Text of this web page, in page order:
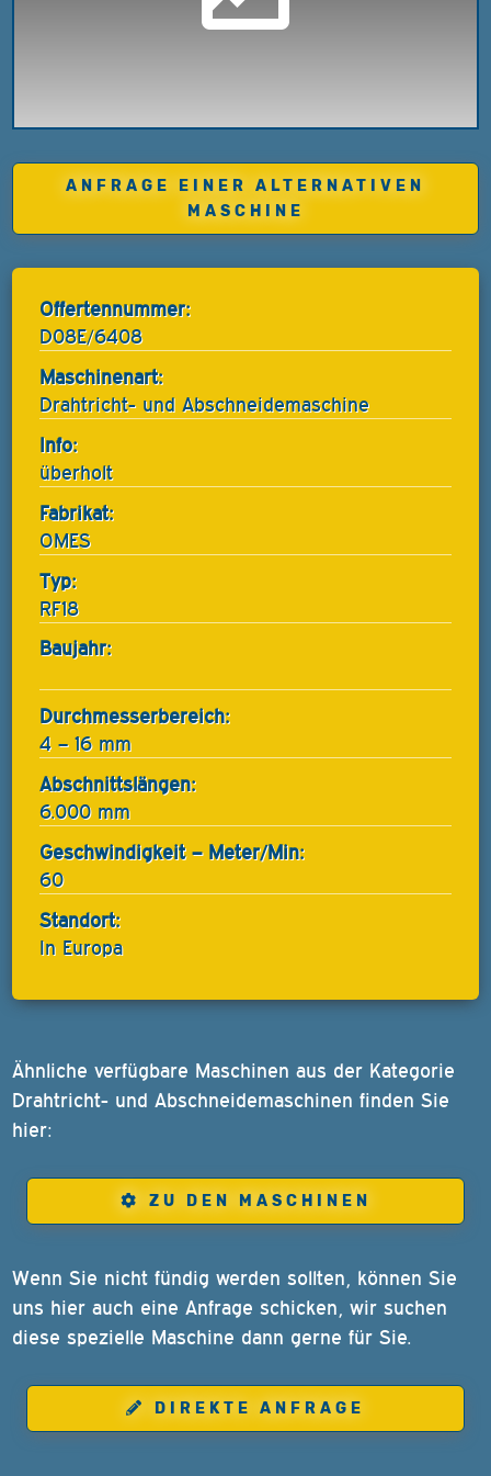
ANFRAGE EINER ALTERNATIVEN
MASCHINE
Offertennummer:
D08E/6408
Maschinenart:
Drahtricht- und Abschneidemaschine
Info:
überholt
Fabrikat:
OMES
Typ:
RF18
Baujahr:
Durchmesserbereich:
4 – 16 mm
Abschnittslängen:
6.000 mm
Geschwindigkeit – Meter/Min:
60
Standort:
In Europa
Ähnliche verfügbare Maschinen aus der Kategorie
Drahtricht- und Abschneidemaschinen finden Sie
hier:
ZU DEN MASCHINEN
Wenn Sie nicht fündig werden sollten, können Sie
uns hier auch eine Anfrage schicken, wir suchen
diese spezielle Maschine dann gerne für Sie.
DIREKTE ANFRAGE